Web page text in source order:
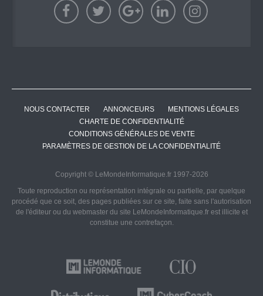
NOUS CONTACTER ANNONCEURS
MENTIONS LÉGALES
CHARTE DE CONFIDENTIALITÉ
CONDITIONS GÉNÉRALES DE VENTE
PARAMÈTRES DE GESTION DE LA CONFIDENTIALITÉ
Copyright © LeMondeInformatique.fr 1997-2026
Toute reproduction ou représentation intégrale ou partielle, par quelque
procédé que ce soit, des pages publiées sur ce site, faite sans l'autorisation
de l'éditeur ou du webmaster du site LeMondeInformatique.fr est illicite et
constitue une contrefaçon.